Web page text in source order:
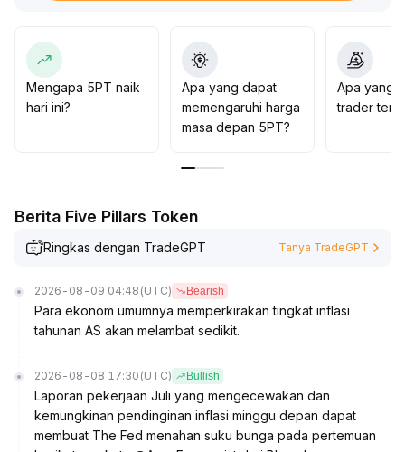
alokasi secara agresif jika tren dan volume sudah
terkonfirmasi
Secara umum, disarankan menunggu sinyal tren yang
jelas guna menghindari kerugian yang tidak perlu di
pasar yang cenderung sideways.
Mengapa 5PT naik
hari ini?
Apa yang dapat
memengaruhi harga
masa depan 5PT?
Apa yang
trader
Berita Five Pillars Token
Ringkas dengan TradeGPT Tanya TradeGPT
2026-08-09 04:48 (UTC) Bearish
Para ekonom umumnya memperkirakan tingkat inflasi
tahunan AS akan melambat sedikit.
2026-08-08 17:30 (UTC) Bullish
Laporan pekerjaan Juli yang mengecewakan dan
kemungkinan pendinginan inflasi minggu depan dapat
membuat The Fed menahan suku bunga pada pertemuan